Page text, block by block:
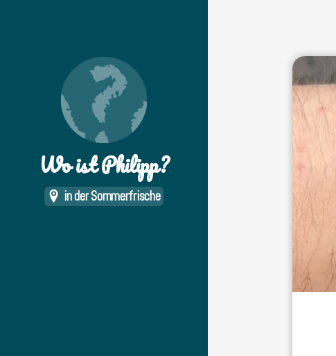
Wo ist Philipp?
in der Sommerfrische